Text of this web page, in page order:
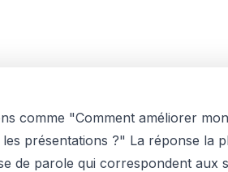
comme "Comment améliorer
présentations ?" La réponse la
de parole qui correspondent aux